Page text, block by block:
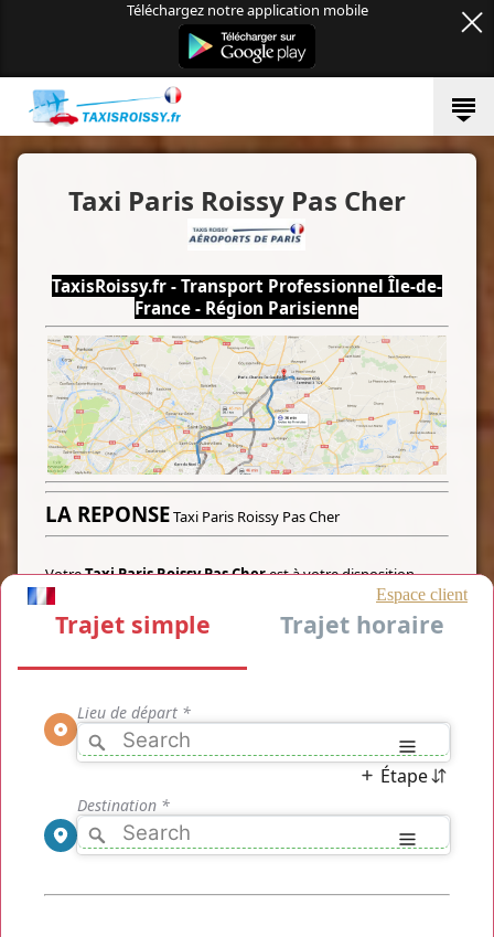
Téléchargez notre application mobile
Taxi Paris Roissy Pas Cher
TaxisRoissy.fr - Transport Professionnel Île-de-
France - Région Parisienne
LA REPONSETaxi Paris Roissy Pas Cher
VotreTaxi Paris Roissy Pas Cherest à votre disposition
toute l'année, vous n'avez qu'à réserver votre transport pour
un tarif très bas, vous réservez votre transport en ligne sans
attendre et vous disposez de votre chauffeur en ligne via une
transport disponible avec votre smartphone ou votre
privé mais également expérimenté et met à votre disposition
un véhicule de très haute qualité qui est rempli
d'équipements divers et variés pour vos besoins de
transports et pour vous permettre de profiter d'un transport
de haute qualité avec par exemple une connexion WiFi à
internet et une tablette tactile à bord, des boissons
rafraichissantes et des confiseries... Venez profiter d'un
confort total dans nos véhicules de gammes différentes en
de gamme en passant parTaxi Paris Roissy Pas Cher, un